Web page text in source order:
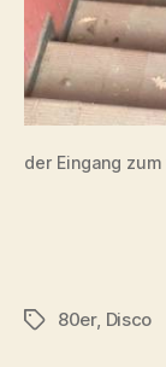
der Eingang
Schlagwörter
80er, Disco